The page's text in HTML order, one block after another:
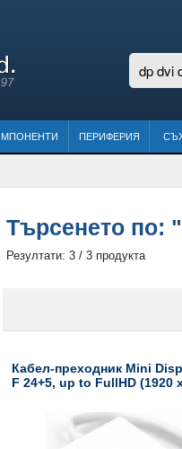
ПЕРИФЕРИЯ
Търсенето по:
Резултати: 3 / 3 продукта
Кабел-преходник Mini
F 24+5, up to FullHD (1920